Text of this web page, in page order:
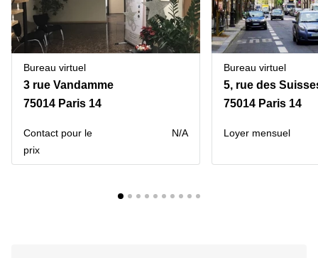
Bureau virtuel
3 rue Vandamme
75014 Paris 14
Contact pour le
prix
N/A
Bureau virtuel
5, rue des
75014 Paris 14
Loyer mensuel